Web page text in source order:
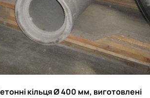
кільця Ø 400 мм, виготовлені